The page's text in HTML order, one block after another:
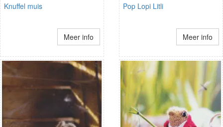
Knuffel muis
Meer info
Pop Lopi Litli
Meer info